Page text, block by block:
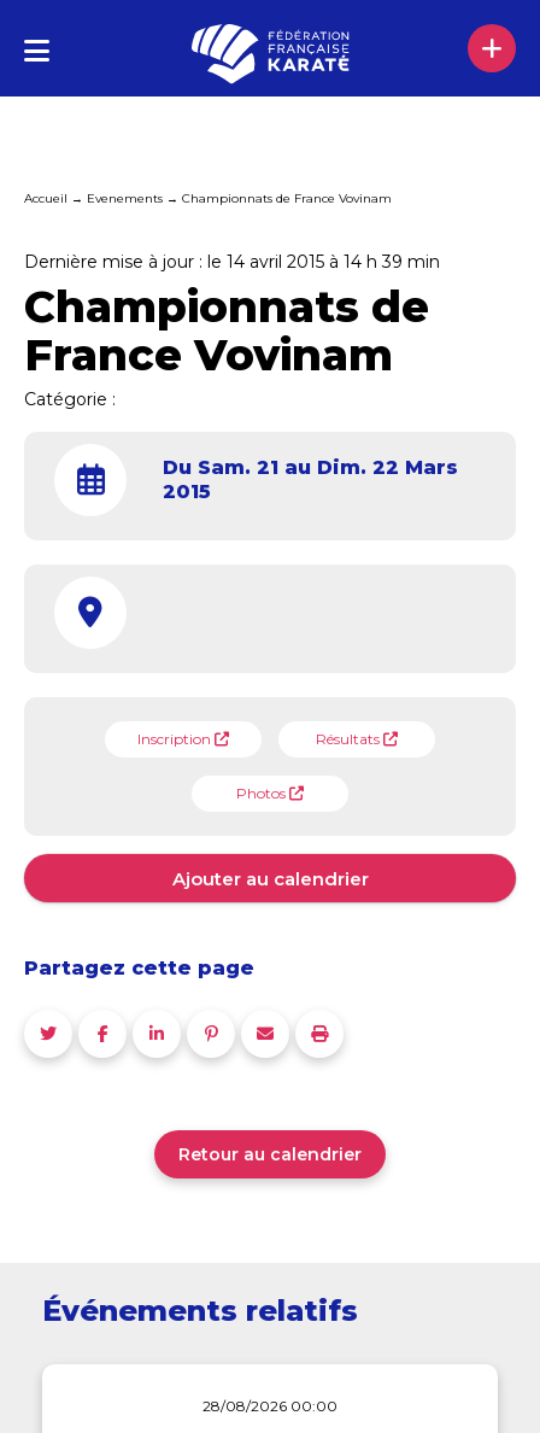
Accueil → Evenements → Championnats de France Vovinam
Dernière mise à jour : le 14 avril 2015 à 14 h 39 min
Championnats de
France Vovinam
Catégorie :
Du Sam. 21 au Dim. 22 Mars
2015
Inscription Résultats
Photos
Ajouter au calendrier
Partagez cette page
Retour au calendrier
Événements relatifs
28/08/2026 00:00